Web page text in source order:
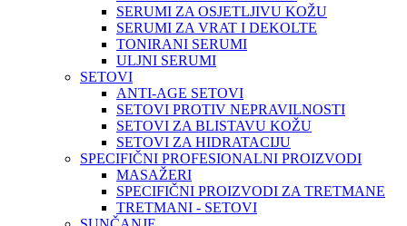
SERUMI ZA OSJETLJIVU KOŽU
SERUMI ZA VRAT I DEKOLTE
TONIRANI SERUMI
ULJNI SERUMI
SETOVI
ANTI-AGE SETOVI
SETOVI PROTIV NEPRAVILNOSTI
SETOVI ZA BLISTAVU KOŽU
SETOVI ZA HIDRATACIJU
SPECIFIČNI PROFESIONALNI PROIZVODI
MASAŽERI
SPECIFIČNI PROIZVODI ZA TRETMANE
TRETMANI - SETOVI